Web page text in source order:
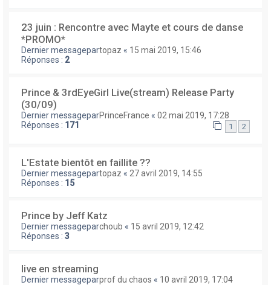
23 juin : Rencontre avec Mayte et cours de danse
*PROMO*
Dernier messagepartopaz « 15 mai 2019, 15:46
Réponses : 2
Prince & 3rdEyeGirl Live(stream) Release Party
(30/09)
Dernier messageparPrinceFrance « 02 mai 2019, 17:28
Réponses : 171 1 2
L'Estate bientôt en faillite ??
Dernier messagepartopaz « 27 avril 2019, 14:55
Réponses : 15
Prince by Jeff Katz
Dernier messageparchoub « 15 avril 2019, 12:42
Réponses : 3
live en streaming
Dernier messageparprof du chaos « 10 avril 2019, 17:04